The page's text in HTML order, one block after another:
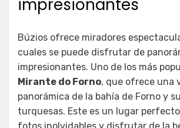
impresionantes
Búzios ofrece miradores
cuales se puede disfrutar de
impresionantes. Uno de los más
Mirante do Forno, que ofrece una
panorámica de la bahía de Forno y
turquesas. Este es un lugar